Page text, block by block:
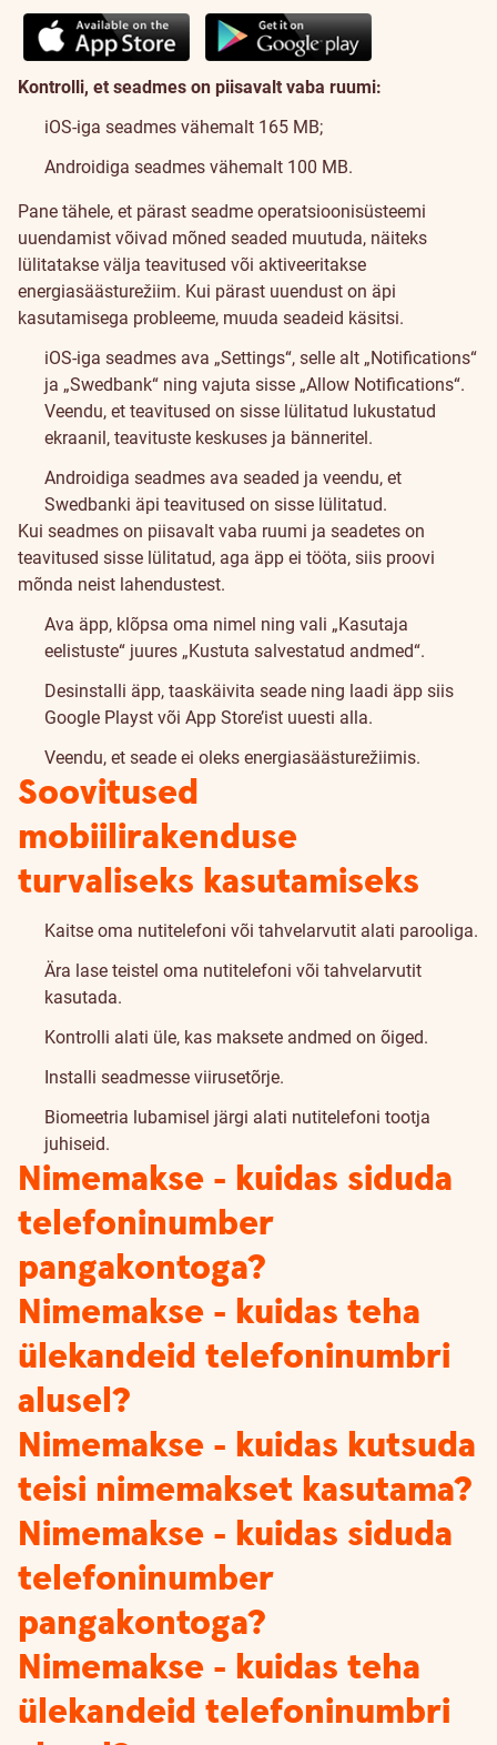
Kontrolli, et seadmes on piisavalt vaba ruumi:
iOS-iga seadmes vähemalt 165 MB;
Androidiga seadmes vähemalt 100 MB.
Pane tähele, et pärast seadme operatsioonisüsteemi
uuendamist võivad mõned seaded muutuda, näiteks
lülitatakse välja teavitused või aktiveeritakse
energiasäästurežiim. Kui pärast uuendust on äpi
kasutamisega probleeme, muuda seadeid käsitsi.
iOS-iga seadmes ava „Settings“, selle alt „Notifications“
ja „Swedbank“ ning vajuta sisse „Allow Notifications“.
Veendu, et teavitused on sisse lülitatud lukustatud
ekraanil, teavituste keskuses ja bänneritel.
Androidiga seadmes ava seaded ja veendu, et
Swedbanki äpi teavitused on sisse lülitatud.
Kui seadmes on piisavalt vaba ruumi ja seadetes on
teavitused sisse lülitatud, aga äpp ei tööta, siis proovi
mõnda neist lahendustest.
Ava äpp, klõpsa oma nimel ning vali „Kasutaja
eelistuste“ juures „Kustuta salvestatud andmed“.
Desinstalli äpp, taaskäivita seade ning laadi äpp siis
Google Playst või App Store’ist uuesti alla.
Veendu, et seade ei oleks energiasäästurežiimis.
Soovitused
mobiilirakenduse
turvaliseks kasutamiseks
Kaitse oma nutitelefoni või tahvelarvutit alati parooliga.
Ära lase teistel oma nutitelefoni või tahvelarvutit
kasutada.
Kontrolli alati üle, kas maksete andmed on õiged.
Installi seadmesse viirusetõrje.
Biomeetria lubamisel järgi alati nutitelefoni tootja
juhiseid.
Nimemakse - kuidas siduda
telefoninumber
pangakontoga?
Nimemakse - kuidas teha
ülekandeid telefoninumbri
alusel?
Nimemakse - kuidas kutsuda
teisi nimemakset kasutama?
Nimemakse - kuidas siduda
telefoninumber
pangakontoga?
Nimemakse - kuidas teha
ülekandeid telefoninumbri